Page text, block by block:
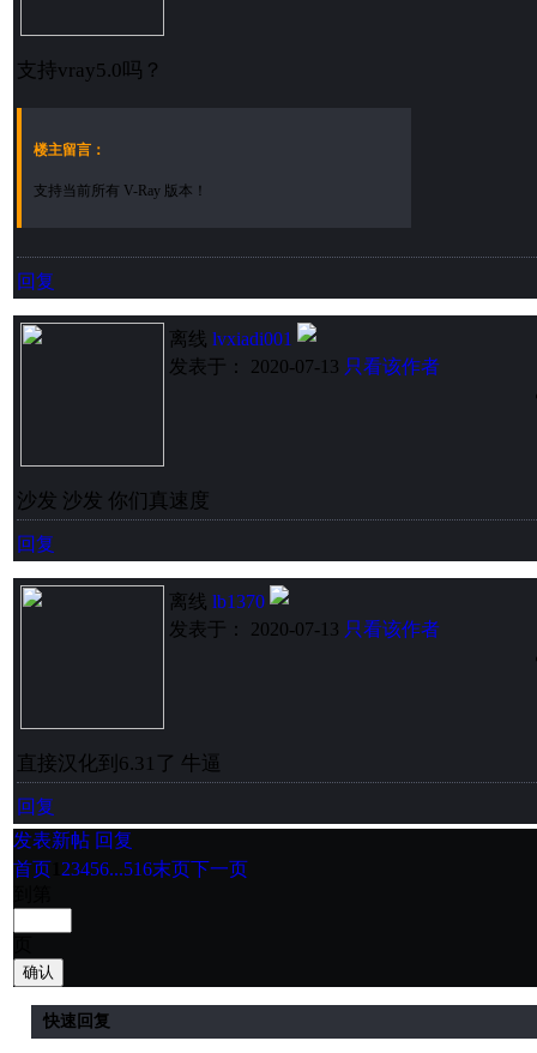
支持vray5.0吗？
楼主留言：
支持当前所有 V-Ray 版本！
回复
离线 lvxiadi001
发表于： 2020-07-13 只看该作者
沙发 沙发 你们真速度
回复
离线 lb1370
发表于： 2020-07-13 只看该作者
直接汉化到6.31了 牛逼
回复
发表新帖 回复
首页 23456...516末页下一页
确认
快速回复